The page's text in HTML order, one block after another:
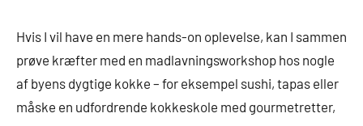
Hvis I vil have en mere hands-on oplevelse, kan I sammen
prøve kræfter med en madlavningsworkshop hos nogle
af byens dygtige kokke – for eksempel sushi, tapas eller
måske en udfordrende kokkeskole med gourmetretter,